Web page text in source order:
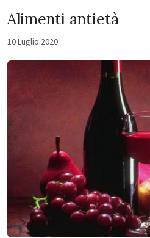
Alimenti antietà
10 Luglio 2020